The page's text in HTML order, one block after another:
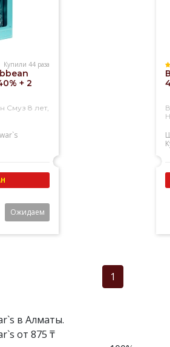
Купили 44 раза
+ 2
Смуз 8 лет,
Ожидаем
1
в Алматы.
от 875 ₸